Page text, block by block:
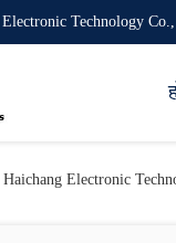
Electronic Technology
Electronic